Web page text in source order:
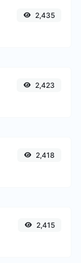
2,435
2,423
2,418
2,415